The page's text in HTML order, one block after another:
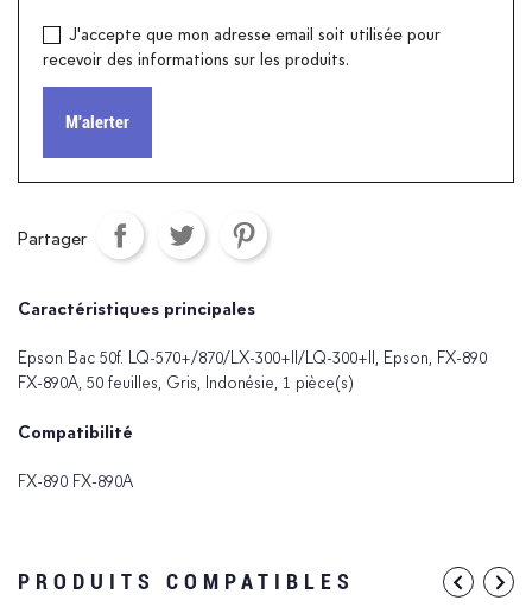
J'accepte que mon adresse email soit utilisée pour
recevoir des informations sur les produits.
M'alerter
Partager
Caractéristiques principales
Epson Bac 50f. LQ-570+/870/LX-300+II/LQ-300+II, Epson, FX-890
FX-890A, 50 feuilles, Gris, Indonésie, 1 pièce(s)
Compatibilité
FX-890 FX-890A
PRODUITS COMPATIBLES